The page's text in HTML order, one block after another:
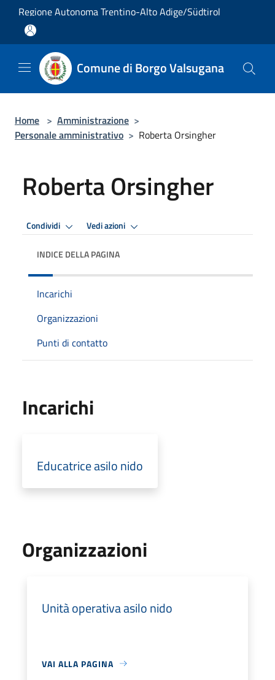
Salta al contenuto principale
Regione Autonoma Trentino-Alto Adige/Südtirol
Comune di Borgo Valsugana
Home > Amministrazione >
Personale amministrativo > Roberta Orsingher
Roberta Orsingher
Condividi Vedi azioni
INDICE DELLA PAGINA
Incarichi
Organizzazioni
Punti di contatto
Incarichi
Educatrice asilo nido
Organizzazioni
Unità operativa asilo nido
VAI ALLA PAGINA